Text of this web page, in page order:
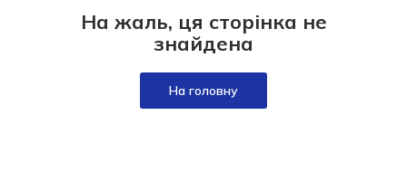
На жаль, ця сторінка не
знайдена
На головну